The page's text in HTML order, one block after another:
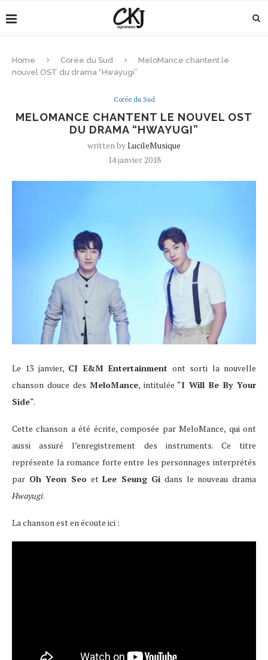
Home Corée du Sud
MeloMance chantent le
nouvel OST du drama “Hwayugi”
Corée du Sud
MELOMANCE CHANTENT LE NOUVEL OST
DU DRAMA “HWAYUGI”
written byLucileMusique
14 janvier 2018
Le 13 janvier, CJ E&M Entertainment ont sorti la nouvelle
chanson douce des MeloMance, intitulée “I Will Be By Your
Side“.
Cette chanson a été écrite, composée par MeloMance, qui ont
aussi assuré l’enregistrement des instruments. Ce titre
représente la romance forte entre les personnages interprétés
par Oh Yeon SeoetLee Seung Gi dans le nouveau drama
Hwayugi.
La chanson est en écoute ici :